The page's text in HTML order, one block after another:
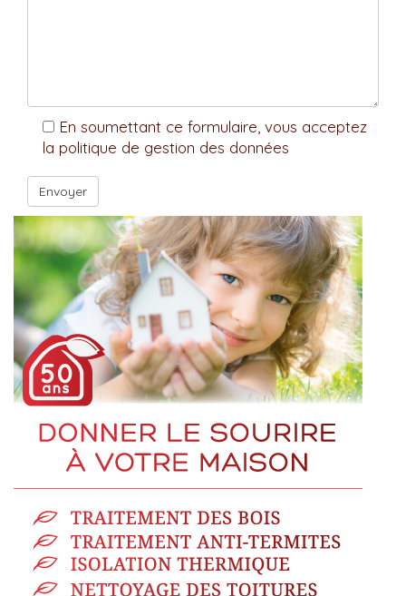
En soumettant ce formulaire, vous acceptez
la politique de gestion des données